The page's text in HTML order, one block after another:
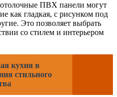
ПВХ панели могут
как гладкая, с рисунком под
Это позволяет выбрать
со стилем и интерьером
кухня в
стильного